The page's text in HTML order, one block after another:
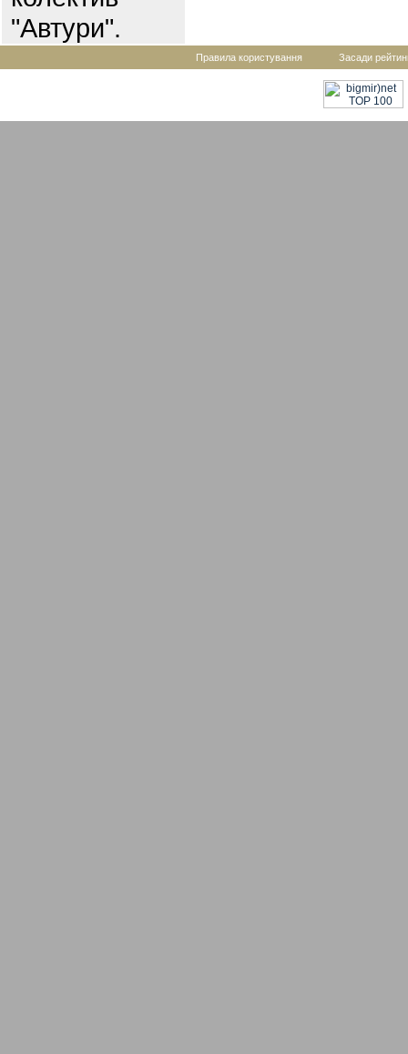
"Автури".
Правила користування Засади